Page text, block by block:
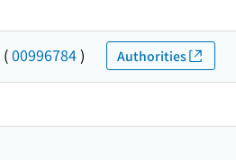
(00996784) Authorities